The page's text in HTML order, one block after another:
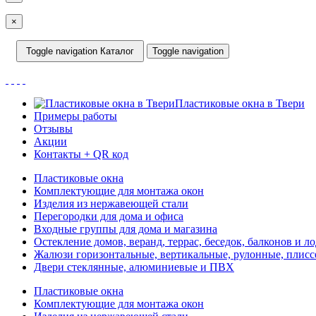
×
Toggle navigation Каталог Toggle navigation
Пластиковые окна в Твери
Примеры работы
Отзывы
Акции
Контакты + QR код
Пластиковые окна
Комплектующие для монтажа окон
Изделия из нержавеющей стали
Перегородки для дома и офиса
Входные группы для дома и магазина
Остекление домов, веранд, террас, беседок, балконов и
Жалюзи горизонтальные, вертикальные, рулонные,
Двери стеклянные, алюминиевые и ПВХ
Пластиковые окна
Комплектующие для монтажа окон